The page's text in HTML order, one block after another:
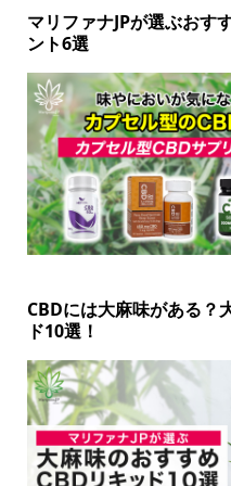
マリファナJPが選ぶおす
ント6選
CBDには大麻味がある？
ド10選！